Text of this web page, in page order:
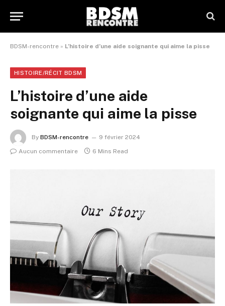
BDSM-rencontre » L’histoire d’une aide soignante qui aime la pisse
HISTOIRE/RÉCIT BDSM
L’histoire d’une aide
soignante qui aime la pisse
By BDSM-rencontre
9 février 2024
Aucun commentaire
6 Mins Read